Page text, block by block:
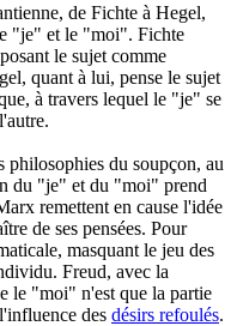
de Fichte à Hegel,
"je" et le "moi". Fichte
le sujet comme
quant à lui, pense le sujet
à travers lequel le "je" se
philosophies du soupçon, au
du "je" et du "moi" prend
remettent en cause l'idée
de ses pensées. Pour
masquant le jeu des
Freud, avec la
le "moi" n'est que la partie
des désirs refoulés.